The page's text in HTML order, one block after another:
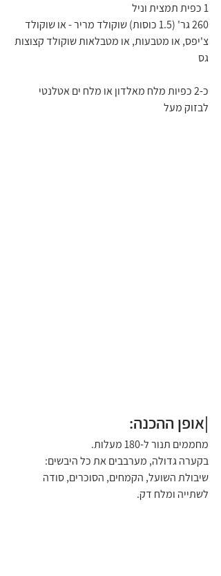
1 כפית תמצית וניל
260 גר' (1.5 כוסות) שוקולד מריר - או שוקולד
צ'יפס, או מטבעות, או מטבלאות שוקולד קצוצות
גס
כ-2 כפיות מלח מאלדון או מלח ים אטלנטי
לבזוק מעל
|אופן ההכנה:
מחממים תנור ל-180 מעלות.
בקערה גדולה, מערבבים את כל היבשים:
שיבולת השועל, הקמחים, הסוכרים, סודה
לשתייה ומלח דק.